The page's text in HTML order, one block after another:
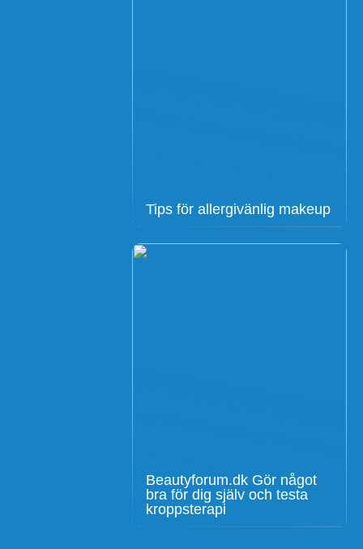
Tips för allergivänlig makeup
Beautyforum.dk Gör något
bra för dig själv och testa
kroppsterapi